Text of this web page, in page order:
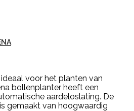
voor het planten van
bollenplanter heeft een
aardeloslating. De
gemaakt van hoogwaardig